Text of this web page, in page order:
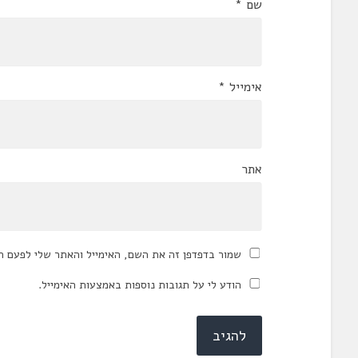
שם *
אימייל *
אתר
שמור בדפדפן זה את השם, האימייל והאתר שלי לפעם
הודע לי על תגובות נוספות באמצעות האימייל.